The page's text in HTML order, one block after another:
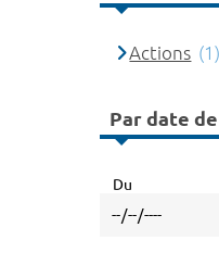
Actions (1)
Par date
Du